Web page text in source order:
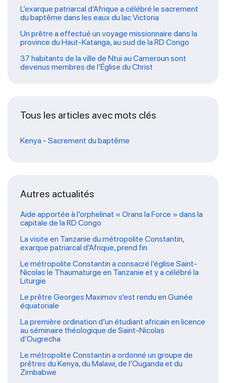
L’exarque patriarcal d’Afrique a célébré le sacrement
du baptême dans les eaux du lac Victoria
Un prêtre a effectué un voyage missionnaire dans la
province du Haut-Katanga, au sud de la RD Congo
37 habitants de la ville de Ntui au Cameroun sont
devenus membres de l’Église du Christ
Tous les articles avec mots clés
Kenya - Sacrement du baptême
Autres actualités
Aide apportée à l’orphelinat « Orans la Force » dans la
capitale de la RD Congo
La visite en Tanzanie du métropolite Constantin,
exarque patriarcal d’Afrique, prend fin
Le métropolite Constantin a consacré l’église Saint-
Nicolas le Thaumaturge en Tanzanie et y a célébré la
Liturgie
Le prêtre Georges Maximov s’est rendu en Guinée
équatoriale
La première ordination d’un étudiant africain en licence
au séminaire théologique de Saint-Nicolas
d’Ougrecha
Le métropolite Constantin a ordonné un groupe de
prêtres du Kenya, du Malawi, de l’Ouganda et du
Zimbabwe